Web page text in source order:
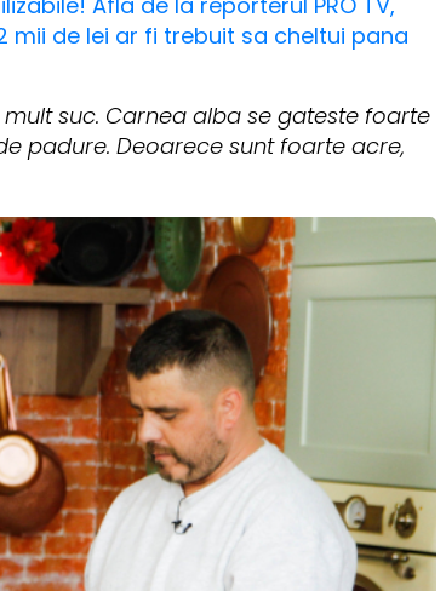
mii de lei ar fi trebuit sa cheltui pana
suc. Carnea alba se gateste foarte
padure. Deoarece sunt foarte acre,